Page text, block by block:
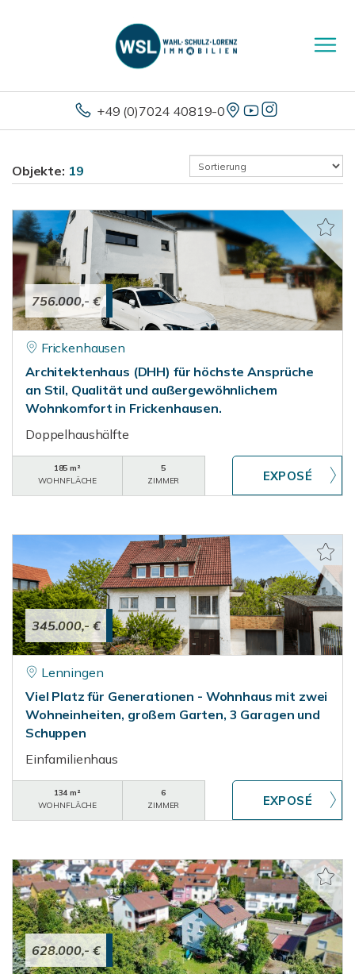
+49 (0)7024 40819-0
Objekte: 19
756.000,- €
Frickenhausen
Architektenhaus (DHH) für höchste Ansprüche
an Stil, Qualität und außergewöhnlichem
Wohnkomfort in Frickenhausen.
Doppelhaushälfte
185 m²
WOHNFLÄCHE
5
ZIMMER
345.000,- €
Lenningen
Viel Platz für Generationen - Wohnhaus mit zwei
Wohneinheiten, großem Garten, 3 Garagen und
Schuppen
Einfamilienhaus
134 m²
WOHNFLÄCHE
6
ZIMMER
628.000,- €